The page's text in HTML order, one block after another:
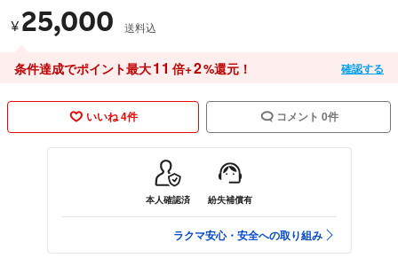
¥ 25,000 送料込
条件達成でポイント最大11 倍+2%還元！ 確認する
いいね 4件 コメント 0件
本人確認済 紛失補償有
ラクマ安心・安全への取り組み